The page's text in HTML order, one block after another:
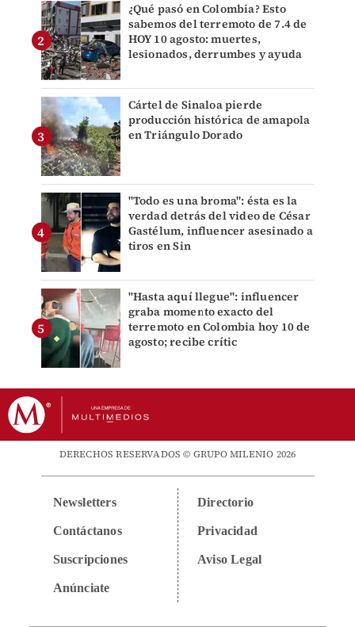
¿Qué pasó en Colombia? Esto
sabemos del terremoto de 7.4 de
HOY 10 agosto: muertes,
lesionados, derrumbes y ayuda
Cártel de Sinaloa pierde
producción histórica de amapola
en Triángulo Dorado
"Todo es una broma": ésta es la
verdad detrás del video de César
Gastélum, influencer asesinado a
tiros en Sin
"Hasta aquí llegue": influencer
graba momento exacto del
terremoto en Colombia hoy 10 de
agosto; recibe crític
DERECHOS RESERVADOS © GRUPO MILENIO 2026
Newsletters
Contáctanos
Suscripciones
Anúnciate
Directorio
Privacidad
Aviso Legal